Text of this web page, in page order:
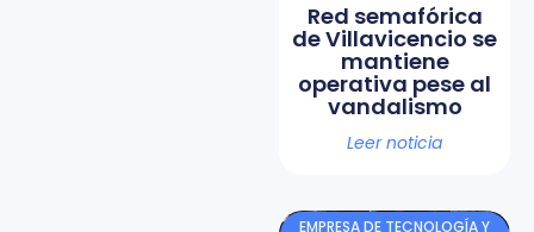
Red semafórica
de Villavicencio se
mantiene
operativa pese al
vandalismo
Leer noticia
EMPRESA DE TECNOLOGÍA Y